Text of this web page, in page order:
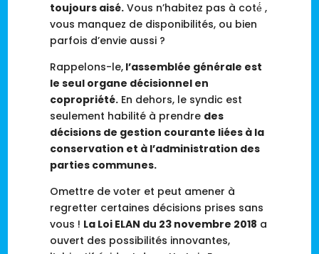
toujours aisé.Vous n’habitez pas à coté́ ,
vous manquez de disponibilités, ou bien
parfois d’envie aussi ?
Rappelons-le, l’assemblée générale est
le seul organe décisionnel en
copropriété. En dehors, le syndic est
seulement habilité à prendre des
décisions de gestion courante liées à la
conservation et à l’administration des
parties communes.
Omettre de voter et peut amener à
regretter certaines décisions prises sans
vous ! La Loi ELAN du 23 novembre 2018 a
ouvert des possibilités innovantes,